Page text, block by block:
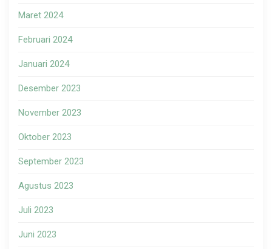
Maret 2024
Februari 2024
Januari 2024
Desember 2023
November 2023
Oktober 2023
September 2023
Agustus 2023
Juli 2023
Juni 2023